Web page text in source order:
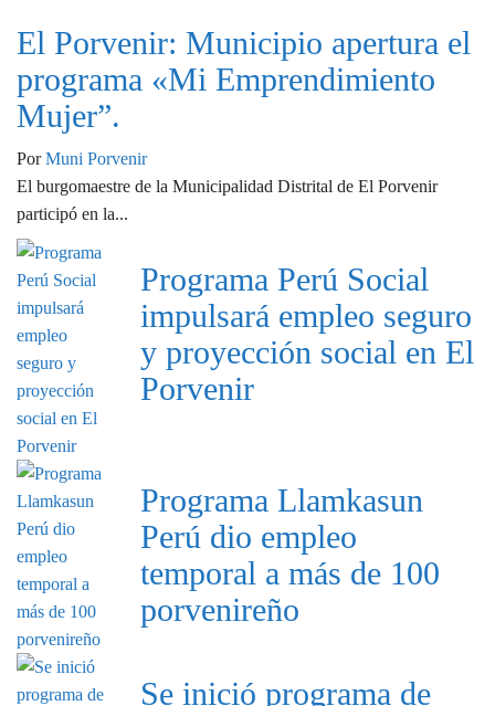
El Porvenir: Municipio apertura el
programa «Mi Emprendimiento
Mujer”.
Por Muni Porvenir
El burgomaestre de la Municipalidad Distrital de El Porvenir
participó en la...
Programa Perú Social
impulsará empleo seguro
y proyección social en El
Porvenir
Programa Llamkasun
Perú dio empleo
temporal a más de 100
porvenireño
Se inició programa de